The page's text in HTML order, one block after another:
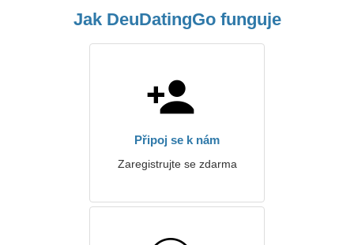
Jak DeuDatingGo funguje
Připoj se k nám
Zaregistrujte se zdarma